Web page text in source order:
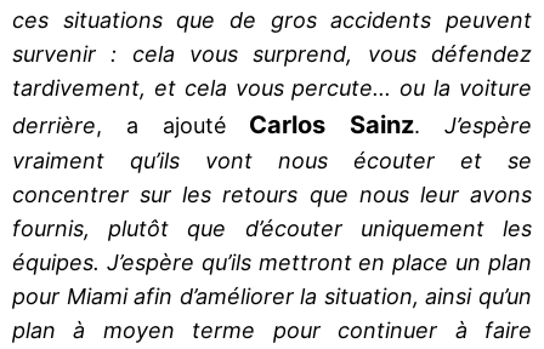
ces situations que de gros accidents peuvent
survenir : cela vous surprend, vous défendez
tardivement, et cela vous percute... ou la voiture
derrière, a ajouté Carlos Sainz.J’espère
vraiment qu’ils vont nous écouter et se
concentrer sur les retours que nous leur avons
fournis, plutôt que d’écouter uniquement les
équipes. J’espère qu’ils mettront en place un plan
pour Miami afin d’améliorer la situation, ainsi qu’un
plan à moyen terme pour continuer à faire